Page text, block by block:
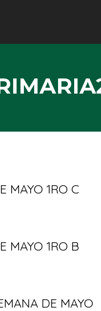
MAYO 1RO C
MAYO 1RO B
DE MAYO